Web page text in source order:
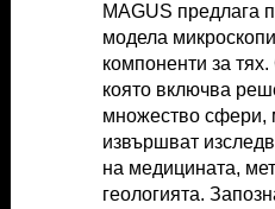
MAGUS предлага
модела
компоненти за
която включва
множество сфери,
извършват
на медицината,
геологията.
MAGUS предлага
модела
компоненти за
която включва
множество сфери,
извършват
на медицината,
геологията.